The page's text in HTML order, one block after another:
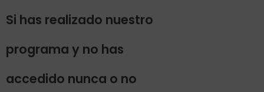
Si has realizado nuestro
programa y no has
accedido nunca o no